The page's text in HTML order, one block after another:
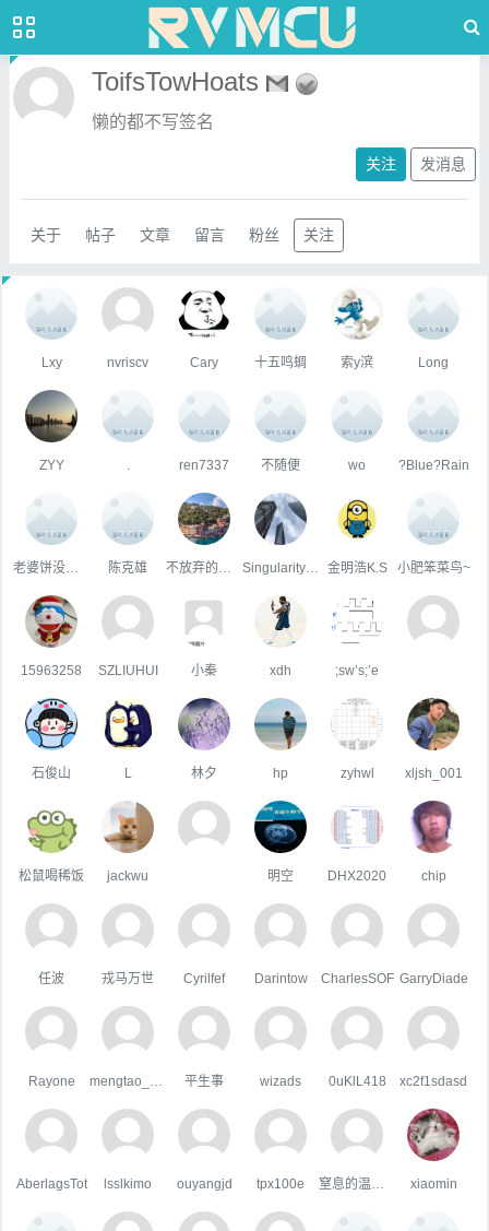
ToifsTowHoats
懒的都不写签名
关注 发消息
关于 帖子 文章 留言 粉丝 关注
Lxy nvriscv Cary 十五鸣蜩 索y滨 Long
ZYY ren7337 不随便 wo ?Blue?Rain
陈克雄 金明浩K.S 小肥笨菜鸟~
15963258 SZLIUHUI 小秦 xdh ;sw’s;’e
石俊山 L 林夕 hp zyhwl xljsh_001
松鼠喝稀饭 jackwu 明空 DHX2020 chip
任波 戎马万世 Cyrilfef Darintow CharlesSOF GarryDiade
Rayone 平生事 wizads 0uKlL418 xc2f1sdasd
AberlagsTot lsslkimo ouyangjd tpx100e xiaomin